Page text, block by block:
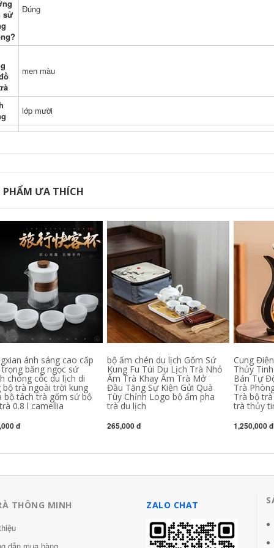
chắn nhập
gỗ
đ
sử
Đúng
men màu
lớp mười
PHẨM ƯA THÍCH
ánh sáng cao cấp
trọng băng ngọc sứ
chóng cốc du lịch di
bộ trà ngoài trời kung
bộ tách trà gốm sứ bộ
0.8 l camellia
đ
bộ ấm chén du lịch Gốm Sứ
Kung Fu Túi Du Lịch Trà Nhỏ
Ấm Trà Khay Ấm Trà Mở
Đầu Tặng Sự Kiện Gửi Quà
Tùy Chỉnh Logo bộ ấm pha
trà du lịch
265,000 đ
Cung
Thủy
Bán Tự
Trà
Trà bộ
trà thủy
1,250,000 đ
THÔNG MINH
ZALO CHAT